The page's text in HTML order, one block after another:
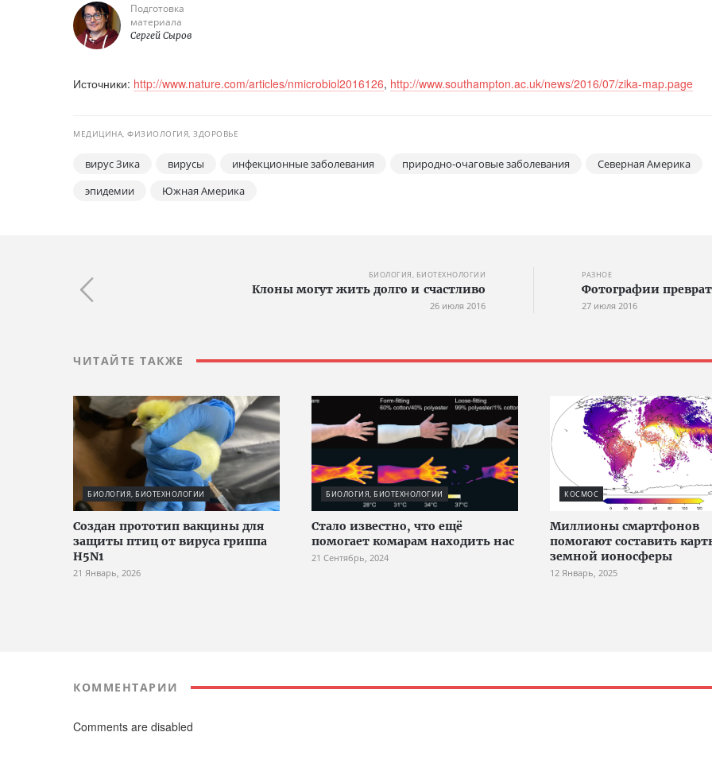
Подготовка
материала
Сергей Сыров
Источники: http://www.nature.com/articles/nmicrobiol2016126, http://www.southampton.ac.uk/news/2016/07/zika-map.page
МЕДИЦИНА, ФИЗИОЛОГИЯ, ЗДОРОВЬЕ
вирус Зика вирусы инфекционные заболевания природно-очаговые заболевания
Северная Америка
эпидемии
Южная Америка
БИОЛОГИЯ, БИОТЕХНОЛОГИИ
Клоны могут жить долго и счастливо
26 июля 2016
РАЗНОЕ
Фотографии
27 июля 2016
ЧИТАЙТЕ ТАКЖЕ
БИОЛОГИЯ, БИОТЕХНОЛОГИИ
Создан прототип вакцины для
защиты птиц от вируса гриппа
H5N1
21 Январь, 2026
БИОЛОГИЯ, БИОТЕХНОЛОГИИ
Стало известно, что ещё
помогает комарам находить нас
21 Сентябрь, 2024
КОСМОС
Миллионы смартфонов
помогают составить
земной ионосферы
12 Январь, 2025
КОММЕНТАРИИ
Comments are disabled